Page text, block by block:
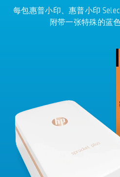
每包惠普小印、惠普小印
附带一张特殊的蓝